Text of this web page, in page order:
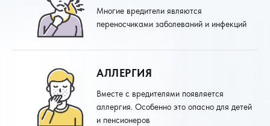
Многие вредители являются
переносчиками заболеваний и инфекций
АЛЛЕРГИЯ
Вместе с вредителями появляется
аллергия. Особенно это опасно для детей
и пенсионеров